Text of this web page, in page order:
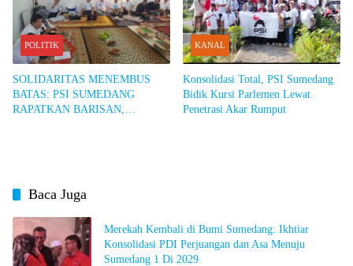
POLITIK
SOLIDARITAS MENEMBUS
BATAS: PSI SUMEDANG
RAPATKAN BARISAN,
KANAL
Konsolidasi Total, PSI Sumedang
Bidik Kursi Parlemen Lewat
Penetrasi Akar Rumput
Baca Juga
Merekah Kembali di Bumi Sumedang: Ikhtiar
Konsolidasi PDI Perjuangan dan Asa Menuju
Sumedang 1 Di 2029